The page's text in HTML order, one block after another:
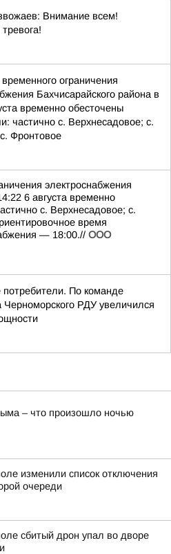
Внимание всем!
ограничения
Бахчисарайского района в
временно обесточены
частично с. Верхнесадовое; с.
Фронтовое
электроснабжения
6 августа временно
с. Верхнесадовое; с.
время
— 18:00.// ООО
По команде
Черноморского РДУ увеличился
– что произошло ночью
изменили список отключения
очереди
сбитый дрон упал во дворе